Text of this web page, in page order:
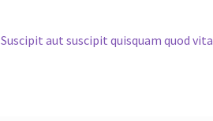
Next
Suscipit aut suscipit quisquam quod